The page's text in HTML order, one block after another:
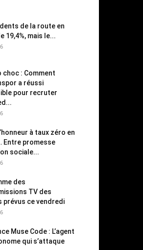
de la route en
19,4%, mais le...
choc : Comment
a réussi
pour recruter
à taux zéro en
Entre promesse
sociale...
des
TV des
prévus ce vendredi
Muse Code : L’agent
qui s’attaque